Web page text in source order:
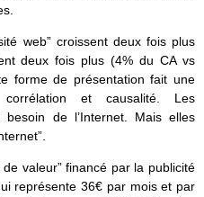
web” croissent deux fois plus
deux fois plus (4% du CA vs
forme de présentation fait une
et causalité. Les
de l’Internet. Mais elles
valeur” financé par la publicité
représente 36€ par mois et par